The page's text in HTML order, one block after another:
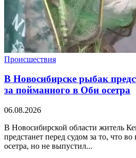
Происшествия
В Новосибирске рыбак
за пойманного в Оби осетра
06.08.2026
В Новосибирской области житель
предстанет перед судом за то, что
осетра, но не выпустил...